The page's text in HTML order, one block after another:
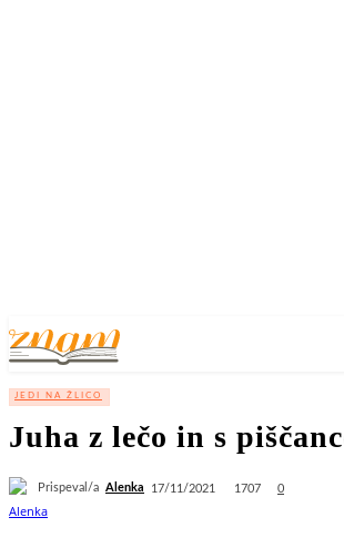
JEDI NA ŽLICO
Juha z lečo in s
Prispeval/a Alenka 17/11/2021 1707 0